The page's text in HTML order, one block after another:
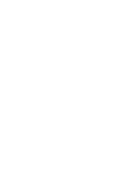
גימור, ול'זום',
ברמת גימור זו